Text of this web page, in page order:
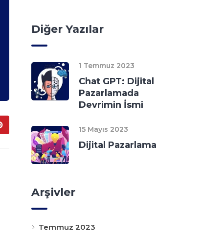
Diğer Yazılar
1 Temmuz 2023
Chat GPT: Dijital
Pazarlamada
Devrimin İsmi
15 Mayıs 2023
Dijital Pazarlama
Arşivler
Temmuz 2023